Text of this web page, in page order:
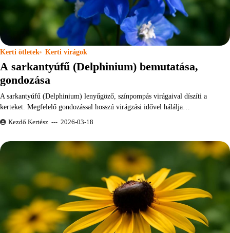
Kerti ötletek Kerti virágok
A sarkantyúfű (Delphinium) bemutatása,
gondozása
A sarkantyúfű (Delphinium) lenyűgöző, színpompás virágaival díszíti a
kerteket. Megfelelő gondozással hosszú virágzási idővel hálálja…
Kezdő Kertész 2026-03-18